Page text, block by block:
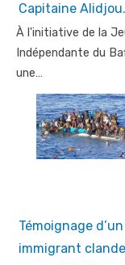
Capitaine
À l'initiative de la
Indépendante du
une…
Témoignage d’un
immigrant